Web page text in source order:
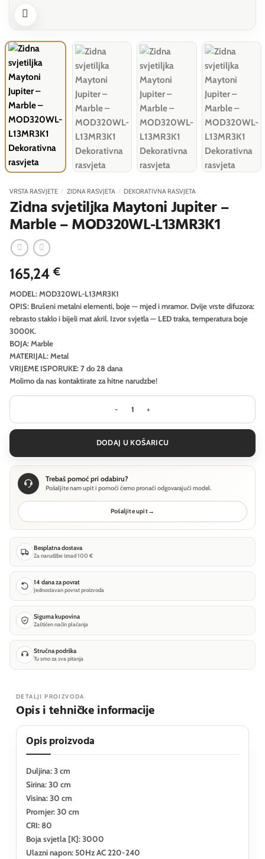
VRSTA RASVJETE / ZIDNA RASVJETA / DEKORATIVNA RASVJETA
Zidna svjetiljka Maytoni Jupiter –
Marble – MOD320WL-L13MR3K1
165,24€
MODEL: MOD320WL-L13MR3K1
OPIS: Brušeni metalni elementi, boje — mjed i mramor. Dvije vrste difuzora:
rebrasto staklo i bijeli mat akril. Izvor svjetla — LED traka, temperatura boje
3000K.
BOJA: Marble
MATERIJAL: Metal
VRIJEME ISPORUKE: 7 do 28 dana
Molimo da nas kontaktirate za hitne narudzbe!
Zidna svjetiljka Maytoni Jupiter -
DODAJ U KOŠARICU
Trebaš pomoć pri odabiru?
Pošaljite nam upit i pomoći ćemo pronaći odgovarajući model.
Pošaljite upit→
Besplatna dostava
Za narudžbe iznad 100 €
14 dana za povrat
Jednostavan povrat proizvoda
Sigurna kupovina
Zaštićen način plaćanja
Stručna podrška
Tu smo za sva pitanja
DETALJI PROIZVODA
Opis i tehničke informacije
Opis proizvoda
Duljina: 3 cm
Sirina: 30 cm
Visina: 30 cm
Promjer: 30 cm
CRI: 80
Boja svjetla [K]: 3000
Ulazni napon: 50Hz AC 220-240